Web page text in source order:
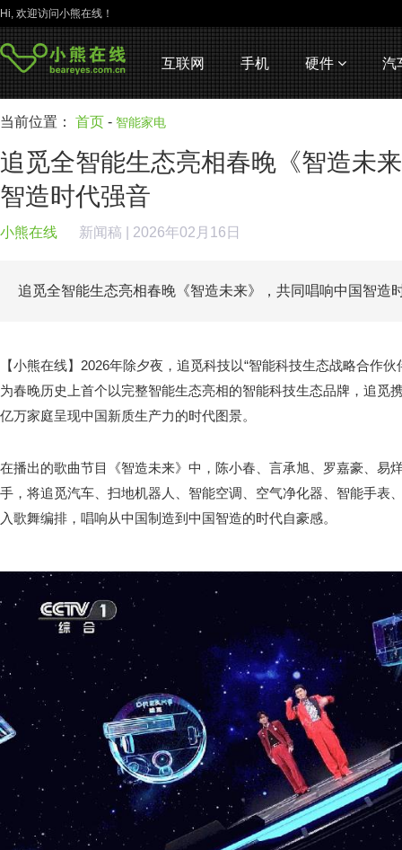
Hi, 欢迎访问小熊在线！
互联网 手机 硬件 汽
当前位置： 首页 - 智能家电
追觅全智能生态亮相春晚《智造未
智造时代强音
小熊在线 新闻稿 | 2026年02月16日
追觅全智能生态亮相春晚《智造未来》，共同唱响中国智造
【小熊在线】2026年除夕夜，追觅科技以“智能科技生态战略合作
为春晚历史上首个以完整智能生态亮相的智能科技生态品牌，追觅
亿万家庭呈现中国新质生产力的时代图景。
在播出的歌曲节目《智造未来》中，陈小春、言承旭、罗嘉豪、易
手，将追觅汽车、扫地机器人、智能空调、空气净化器、智能手表
入歌舞编排，唱响从中国制造到中国智造的时代自豪感。